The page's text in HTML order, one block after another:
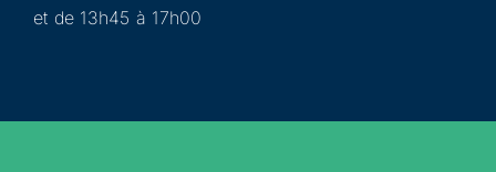
et de 13h45 à 17h00